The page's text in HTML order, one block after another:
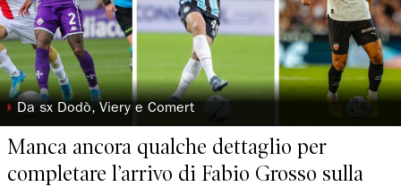
◗ Da sx Dodò, Viery e Comert
Manca ancora qualche dettaglio per
completare l’arrivo di Fabio Grosso sulla